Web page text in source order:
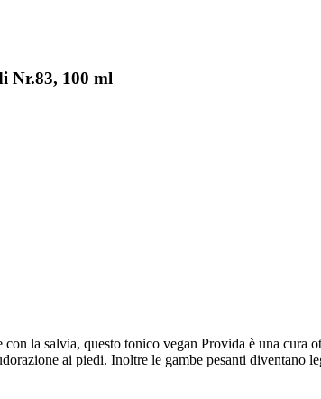
Nr.83, 100 ml
la salvia, questo tonico vegan Provida è una cura
ai piedi. Inoltre le gambe pesanti diventano